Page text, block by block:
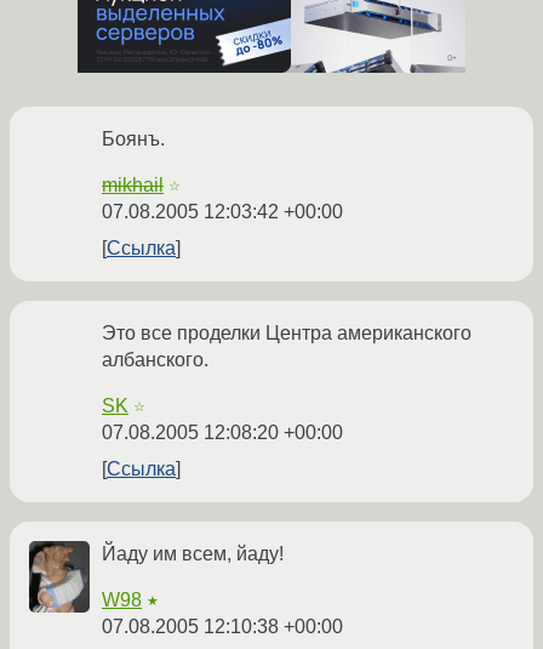
Боянъ.
mikhail ☆
07.08.2005 12:03:42 +00:00
Ссылка
Это все проделки Центра американского
албанского.
SK ☆
07.08.2005 12:08:20 +00:00
Ссылка
Йаду им всем, йаду!
W98 ★
07.08.2005 12:10:38 +00:00